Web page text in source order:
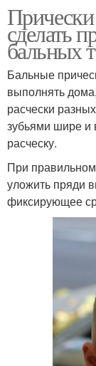
сделать
бальных
Бальные
выполнять
расчески
зубьями шире и
расческу.
При
уложить пряди
фиксирующее